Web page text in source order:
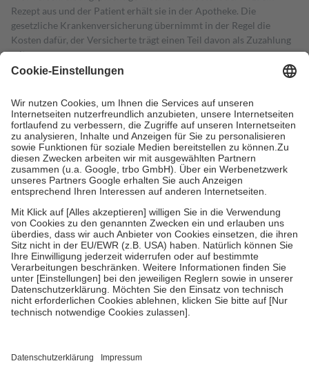
Rezept aus und der Patient erhält sie in der Apotheke. Die
gesetzliche Krankenversicherung übernimmt in der Regel die
Kosten dafür, der Versicherte trägt einen Teil davon als Zuzahlung
mit.
Grundsätzlich leisten Mitglieder Zuzahlungen in Höhe von zehn
höchstens zehn Euro.
Es sind jedoch nie mehr als die tatsächlichen
Kosten der Leistung zu entrichten.
Diese Regeln gelten grundsätzlich auch für Online-Apotheken.
Bei Heilmitteln und häuslicher Krankenpflege beträgt die
Zuzahlung zehn Prozent der Kosten sowie zehn Euro je
Verordnung.
Um das Engagement der Versicherten für ihre eigene Gesundheit zu
stärken und die besondere Stellung der Familie zu unterstützen,
fallenkeine Zuzahlungenan bei:
• Kindern und Jugendlichen bis zum vollendeten 18. Lebensjahr
mit Ausnahme der Fahrkosten
• Untersuchungen zur Vorsorge und Früherkennung, die von der
GKV getragen werden
• empfohlenen Schutzimpfungen
• Harn- und Blutteststreifen
getroffen, um sicherzustellen, dass es sich um echte Bewertungen